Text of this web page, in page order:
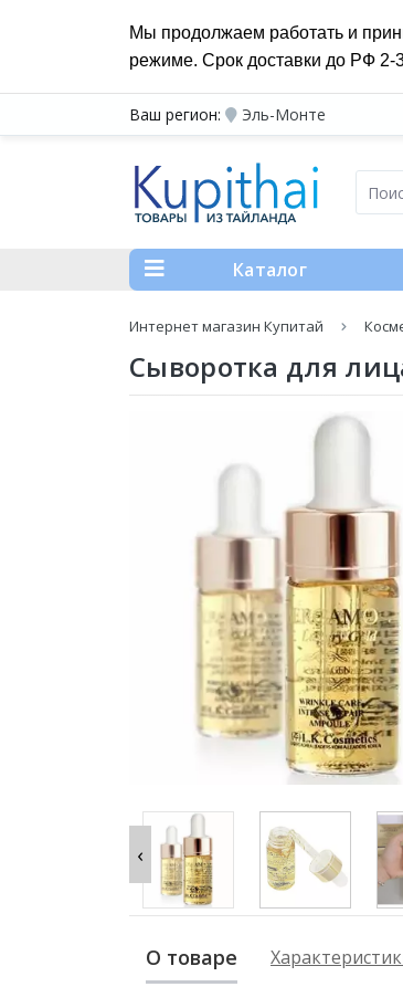
Мы продолжаем работать и
режиме. Срок доставки до РФ 2-
Ваш регион: Эль-Монте
Каталог
Интернет магазин Купитай
Сыворотка для
‹
О товаре